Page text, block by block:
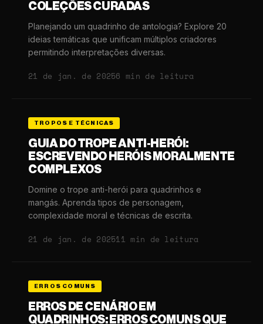
COLEÇÕES CURADAS
Planejando um quadrinho de antologia? Explore 20
ideias temáticas que unificam múltiplos criadores
permitindo interpretações diversas.
21 de jan. de 20256 min de leitura
TROPOS E TÉCNICAS
GUIA DO TROPE ANTI-HERÓI:
ESCREVENDO HERÓIS MORALMENTE
COMPLEXOS
Domine o trope anti-herói para quadrinhos e
mangás. Aprenda tipos de personagem,
complexidade moral e técnicas de escrita.
21 de jan. de 202511 min de leitura
ERROS COMUNS
ERROS DE CENÁRIO EM
QUADRINHOS: ERROS COMUNS QUE